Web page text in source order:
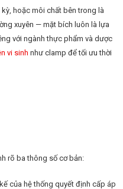
hoặc môi chất bên trong là
xuyên — mặt bích luôn là lựa
với ngành thực phẩm và dược
vi sinh như clamp để tối ưu thời
rõ ba thông số cơ bản:
của hệ thống quyết định cấp áp